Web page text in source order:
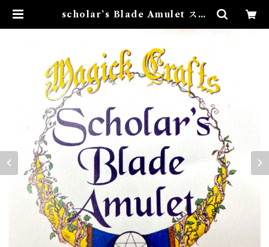
scholar’s Blade Amulet スカ
魔術アミュレット | Airies Mysti
アイリスの風水・本格白魔術